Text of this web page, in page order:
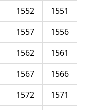
1551
1552
1556
1557
1561
1562
1566
1567
1571
1572